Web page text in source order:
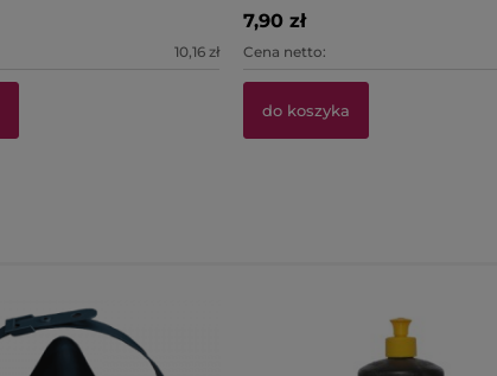
10,16 zł
7,90 zł
Cena netto:
do koszyka